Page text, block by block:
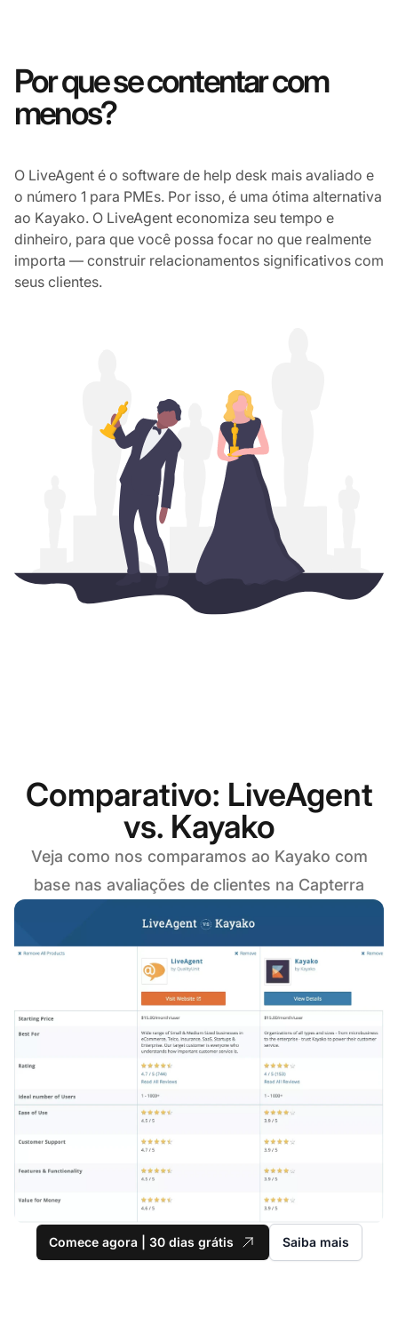
Por que se contentar com
menos?
O LiveAgent é o software de help desk mais avaliado e
o número 1 para PMEs. Por isso, é uma ótima alternativa
ao Kayako. O LiveAgent economiza seu tempo e
dinheiro, para que você possa focar no que realmente
importa — construir relacionamentos significativos com
seus clientes.
Comparativo: LiveAgent
vs. Kayako
Veja como nos comparamos ao Kayako com
base nas avaliações de clientes na Capterra
Comece agora | 30 dias grátis Saiba mais